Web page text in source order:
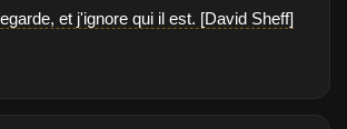
et j'ignore qui il est. [David Sheff]